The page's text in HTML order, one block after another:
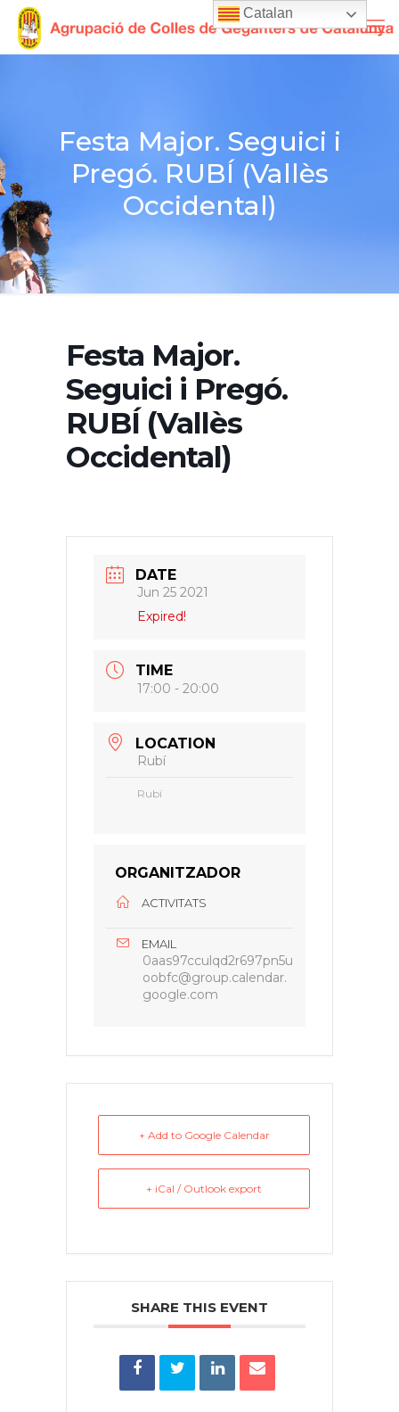
Festa Major. Seguici i
Pregó. RUBÍ (Vallès
Occidental)
Festa Major.
Seguici i Pregó.
RUBÍ (Vallès
Occidental)
DATE
Jun 25 2021
Expired!
TIME
17:00 - 20:00
LOCATION
Rubí
Rubí
ORGANITZADOR
ACTIVITATS
EMAIL
0aas97cculqd2r697pn5u
oobfc@group.calendar.
google.com
+ Add to Google Calendar
+ iCal / Outlook export
SHARE THIS EVENT
Catalan